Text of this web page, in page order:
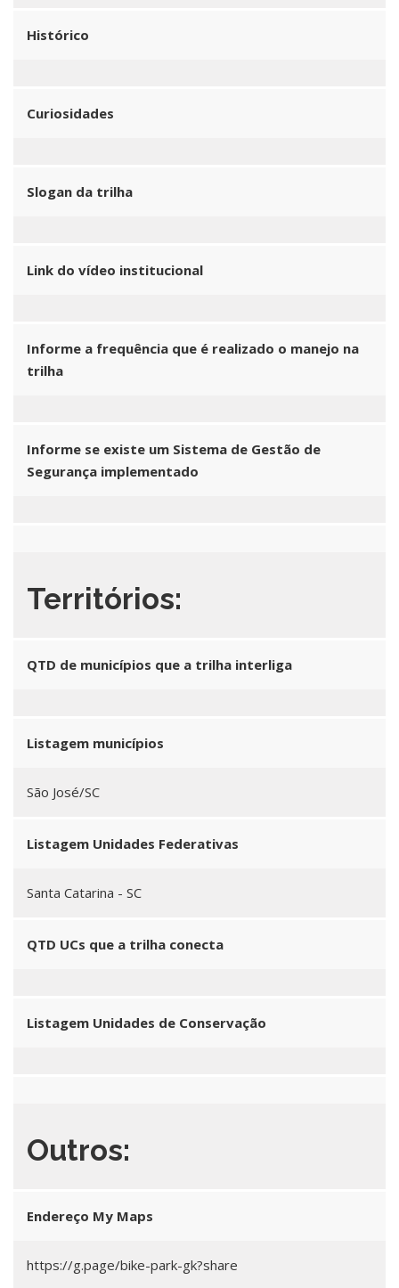
Histórico
Curiosidades
Slogan da trilha
Link do vídeo institucional
Informe a frequência que é realizado o manejo na
trilha
Informe se existe um Sistema de Gestão de
Segurança implementado
Territórios:
QTD de municípios que a trilha interliga
Listagem municípios
São José/SC
Listagem Unidades Federativas
Santa Catarina - SC
QTD UCs que a trilha conecta
Listagem Unidades de Conservação
Outros:
Endereço My Maps
https://g.page/bike-park-gk?share